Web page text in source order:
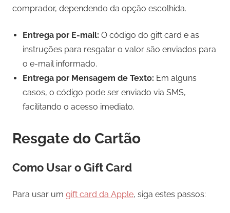
comprador, dependendo da opção escolhida.
Entrega por E-mail: O código do gift card e as
instruções para resgatar o valor são enviados para
o e-mail informado.
Entrega por Mensagem de Texto: Em alguns
casos, o código pode ser enviado via SMS,
facilitando o acesso imediato.
Resgate do Cartão
Como Usar o Gift Card
Para usar um gift card da Apple, siga estes passos: